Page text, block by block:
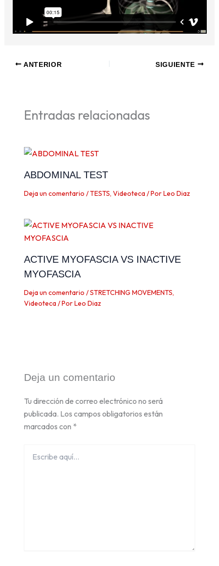
ANTERIOR SIGUIENTE
Entradas relacionadas
ABDOMINAL TEST
Deja un comentario /TESTS, Videoteca/ PorLeo Diaz
ACTIVE MYOFASCIA VS INACTIVE
MYOFASCIA
Deja un comentario /STRETCHING MOVEMENTS,
Videoteca/ PorLeo Diaz
Deja un comentario
Tu dirección de correo electrónico no será
publicada. Los campos obligatorios están
marcados con *
aquí...